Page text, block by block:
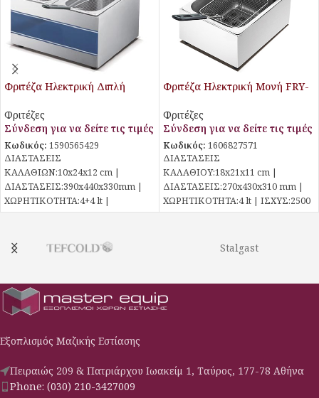
Φριτέζα Ηλεκτρική Διπλή
Φριτέζες
Σύνδεση για να δείτε τις τιμές
Κωδικός: 1590565429
ΔΙΑΣΤΑΣΕΙΣ
ΚΑΛΑΘΙΩΝ:10x24x12 cm |
ΔΙΑΣΤΑΣΕΙΣ:390x440x330mm |
ΧΩΡΗΤΙΚΟΤΗΤΑ:4+4 lt |
ΙΣΧΥΣ:2,5+2,5 kw / 230 V / 50 Hz |
Φριτέζα Ηλεκτρική Μονή FRY-
Φριτέζες
Σύνδεση για να δείτε τις τιμές
Κωδικός: 1606827571
ΔΙΑΣΤΑΣΕΙΣ
ΚΑΛΑΘΙΟΥ:18x21x11 cm |
ΔΙΑΣΤΑΣΕΙΣ:270x430x310 mm |
ΧΩΡΗΤΙΚΟΤΗΤΑ:4 lt | ΙΣΧΥΣ:2500
Watt | ΘΕΡΜΟΚΡΑΣΙΑ:50°C έως
Stalgast
Εξοπλισμός Μαζικής Εστίασης
Πειραιώς 209 & Πατριάρχου Ιωακείμ 1, Ταύρος, 177-78 Αθήνα
Phone: (030) 210-3427009